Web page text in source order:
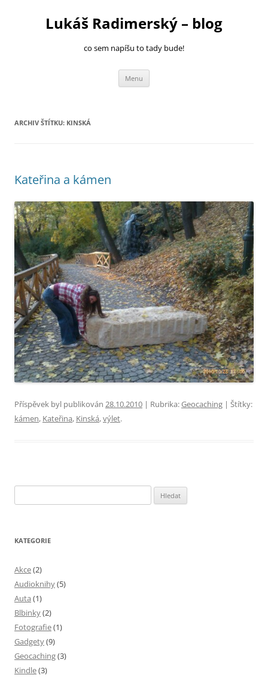
Lukáš Radimerský – blog
co sem napíšu to tady bude!
Menu
ARCHIV ŠTÍTKU: KINSKÁ
Kateřina a kámen
Příspěvek byl publikován 28.10.2010 | Rubrika:Geocaching | Štítky:
kámen, Kateřina, Kinská,výlet.
KATEGORIE
Akce(2)
Audioknihy(5)
Auta (1)
Blbinky(2)
Fotografie(1)
Gadgety(9)
Geocaching(3)
Kindle(3)